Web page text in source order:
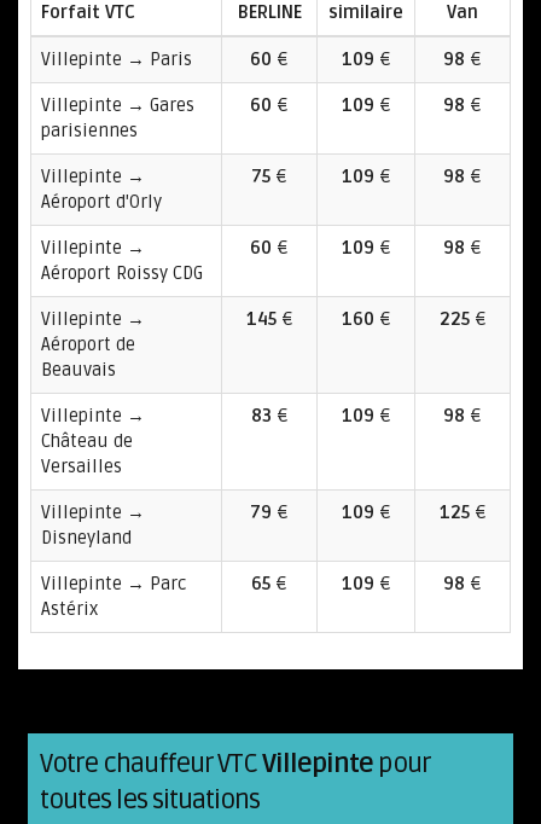
Forfait VTC BERLINE
similaire
Van
Villepinte → Paris 60 € 109 € 98 €
Villepinte → Gares
parisiennes
60 € 109 € 98 €
Villepinte →
Aéroport d'Orly
75 € 109 € 98 €
Villepinte →
Aéroport Roissy CDG
60 € 109 € 98 €
Villepinte →
Aéroport de
Beauvais
145€ 160 € 225€
Villepinte →
Château de
Versailles
83 € 109 € 98 €
Villepinte →
Disneyland
79 € 109 € 125€
Villepinte → Parc
Astérix
65 € 109 € 98 €
Votre chauffeur VTCVillepinte pour
toutes les situations